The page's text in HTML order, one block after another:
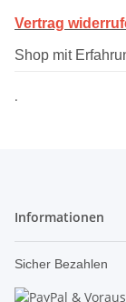
Vertrag
Shop mit
.
Informationen
Sicher Bezahlen